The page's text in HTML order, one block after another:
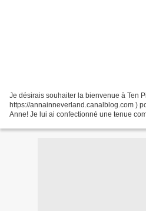
Je désirais souhaiter la bienvenue à Ten
https://annainneverland.canalblog.com )
Anne! Je lui ai confectionné une tenue